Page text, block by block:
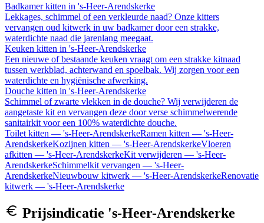
Badkamer kitten in 's-Heer-Arendskerke
Lekkages, schimmel of een verkleurde naad? Onze kitters
vervangen oud kitwerk in uw badkamer door een strakke,
waterdichte naad die jarenlang meegaat.
Keuken kitten in 's-Heer-Arendskerke
Een nieuwe of bestaande keuken vraagt om een strakke kitnaad
tussen werkblad, achterwand en spoelbak. Wij zorgen voor een
waterdichte en hygiënische afwerking.
Douche kitten in 's-Heer-Arendskerke
Schimmel of zwarte vlekken in de douche? Wij verwijderen de
aangetaste kit en vervangen deze door verse schimmelwerende
sanitairkit voor een 100% waterdichte douche.
Toilet kitten — 's-Heer-ArendskerkeRamen kitten — 's-Heer-
ArendskerkeKozijnen kitten — 's-Heer-ArendskerkeVloeren
afkitten — 's-Heer-ArendskerkeKit verwijderen — 's-Heer-
ArendskerkeSchimmelkit vervangen — 's-Heer-
ArendskerkeNieuwbouw kitwerk — 's-Heer-ArendskerkeRenovatie
kitwerk — 's-Heer-Arendskerke
Prijsindicatie 's-Heer-Arendskerke